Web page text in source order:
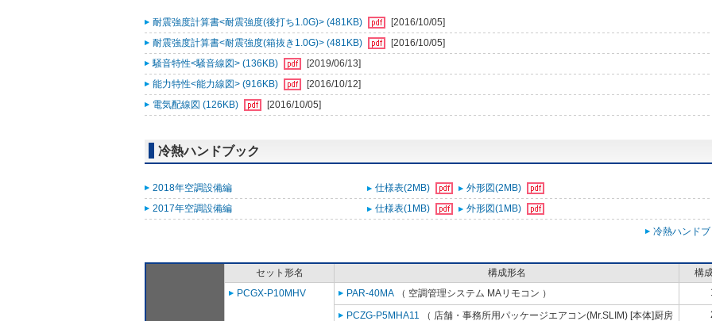
耐震強度計算書<耐震強度(後打ち1.0G)> (481KB)
[2016/10/05]
耐震強度計算書<耐震強度(箱抜き1.0G)> (481KB)
[2016/10/05]
騒音特性<騒音線図> (136KB)
[2019/06/13]
能力特性<能力線図> (916KB)
[2016/10/12]
電気配線図 (126KB)
[2016/10/05]
冷熱ハンドブック
2018年空調設備編 仕様表(2MB)
外形図(2MB)
2017年空調設備編
仕様表(1MB) 外形図(1MB)
冷熱ハンド
セット形名 構成形名
構
PCGX-P10MHV
PAR-40MA （ 空調管理システム MAリモコン ）
PCZG-P5MHA11 （ 店舗・事務所用パッケージエアコン(Mr.SLIM) [本体]厨房